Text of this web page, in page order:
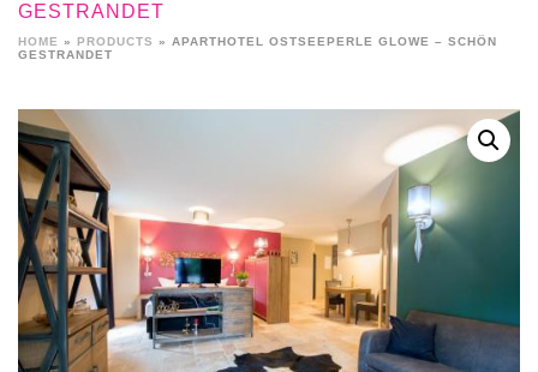
GESTRANDET
HOME » PRODUCTS » APARTHOTEL OSTSEEPERLE GLOWE – SCHÖN
GESTRANDET